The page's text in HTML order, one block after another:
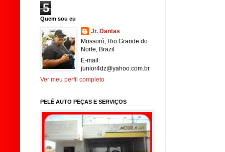
5
Quem sou eu
Jr. Dantas
Mossoró, Rio Grande do
Norte, Brazil
E-mail:
junior4dz@yahoo.com.br
Ver meu perfil completo
PELÉ AUTO PEÇAS E SERVIÇOS